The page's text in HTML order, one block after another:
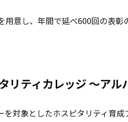
用意し、年間で延べ600回の表
リティカレッジ ～ア
を対象としたホスピタリティ育